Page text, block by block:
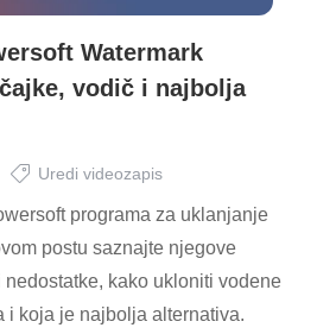
Watermark
vodič i najbolja
Uredi videozapis
programa za uklanjanje
postu saznajte njegove
kako ukloniti vodene
i koja je najbolja alternativa.